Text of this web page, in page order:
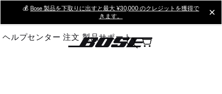
Main
💰 Bose 製品を下取りに出すと最大 ¥30,000 のクレジットを獲得で
きます。
ヘルプセンター 注文 製品サポート